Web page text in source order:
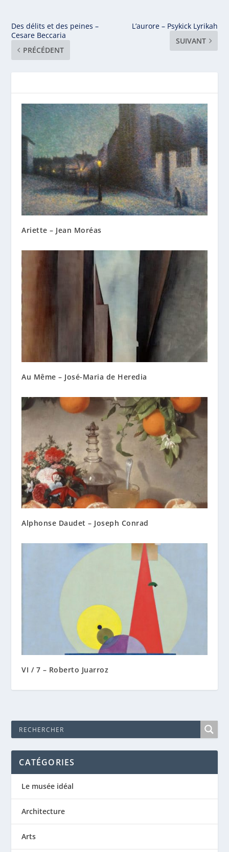
Des délits et des peines –
Cesare Beccaria
PRÉCÉDENT
L’aurore – Psykick Lyrikah
SUIVANT
Ariette – Jean Moréas
Au Même – José-Maria de Heredia
Alphonse Daudet – Joseph Conrad
VI / 7 – Roberto Juarroz
CATÉGORIES
Le musée idéal
Architecture
Arts